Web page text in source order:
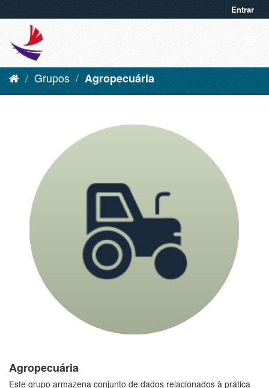
Entrar
Grupos Agropecuária
Agropecuária
Este grupo armazena conjunto de dados relacionados à prática